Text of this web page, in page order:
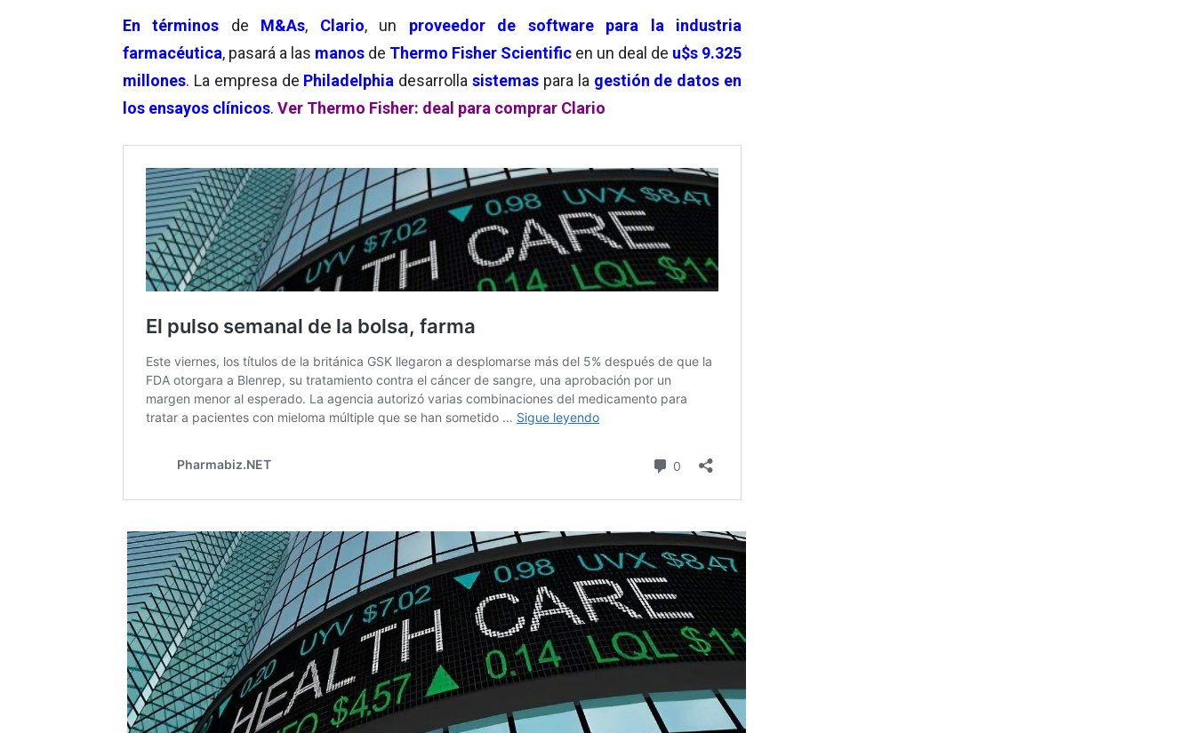
En términos de M&As, Clario, un proveedor de software para la industria
farmacéutica, pasará a las manos de Thermo Fisher Scientific en un deal de u$s 9.325
millones. La empresa de Philadelphia desarrollasistemas para la gestión de datos en
los ensayos clínicos. Ver Thermo Fisher: deal para comprar Clario